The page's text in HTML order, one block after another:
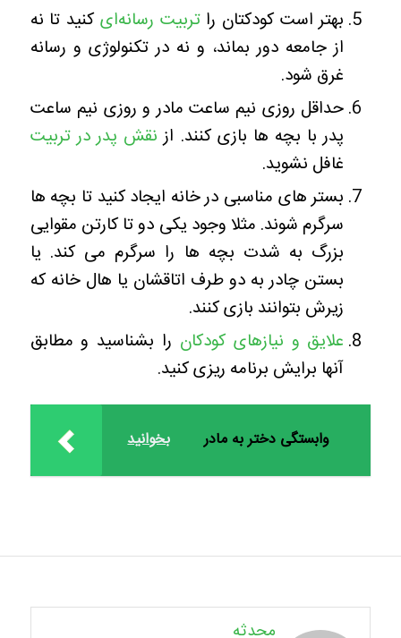
بهتر است کودکتان راتربیت رسانه‌ایکنید تا نه
از جامعه دور بماند، و نه در تکنولوژی و رسانه
غرق شود.
حداقل روزی نیم ساعت مادر و روزی نیم ساعت
پدر با بچه ها بازی کنند. ازنقش پدر در تربیت
غافل نشوید.
بستر های مناسبی در خانه ایجاد کنید تا بچه ها
سرگرم شوند. مثلا وجود یکی دو تا کارتن مقوایی
بزرگ به شدت بچه ها را سرگرم می کند. یا
بستن چادر به دو طرف اتاقشان یا هال خانه که
زیرش بتوانند بازی کنند.
علایق و نیازهای کودکان را بشناسید و مطابق
آنها برایش برنامه ریزی کنید.
بخوانید وابستگی دختر به مادر
محدثه